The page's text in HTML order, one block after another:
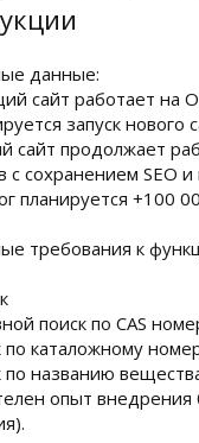
данные:
сайт работает на
запуск нового
сайт продолжает
с сохранением SEO
планируется +100
требования к
поиск по CAS
по каталожному
по названию
опыт внедрения